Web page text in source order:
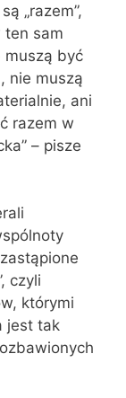
„razem”,
ten sam
muszą być
nie muszą
ani
razem w
– pisze
czyli
którymi
jest tak